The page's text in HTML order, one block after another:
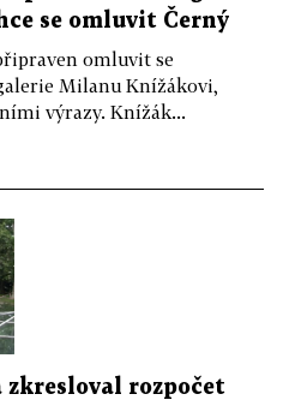
se omluvit Černý
omluvit se
Milanu Knížákovi,
výrazy. Knížák...
zkresloval rozpočet